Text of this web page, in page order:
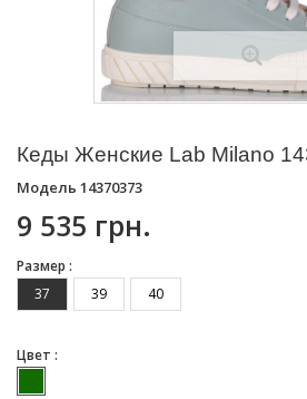
Кеды Женские Lab Milano
Модель 14370373
9 535 грн.
Размер :
37
39 40
Цвет :